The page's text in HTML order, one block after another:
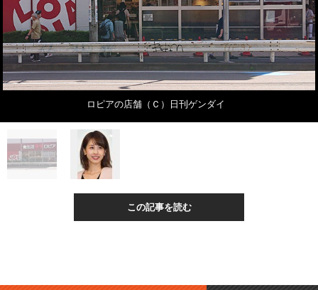
ロピアの店舗（Ｃ）日刊ゲンダイ
この記事を読む